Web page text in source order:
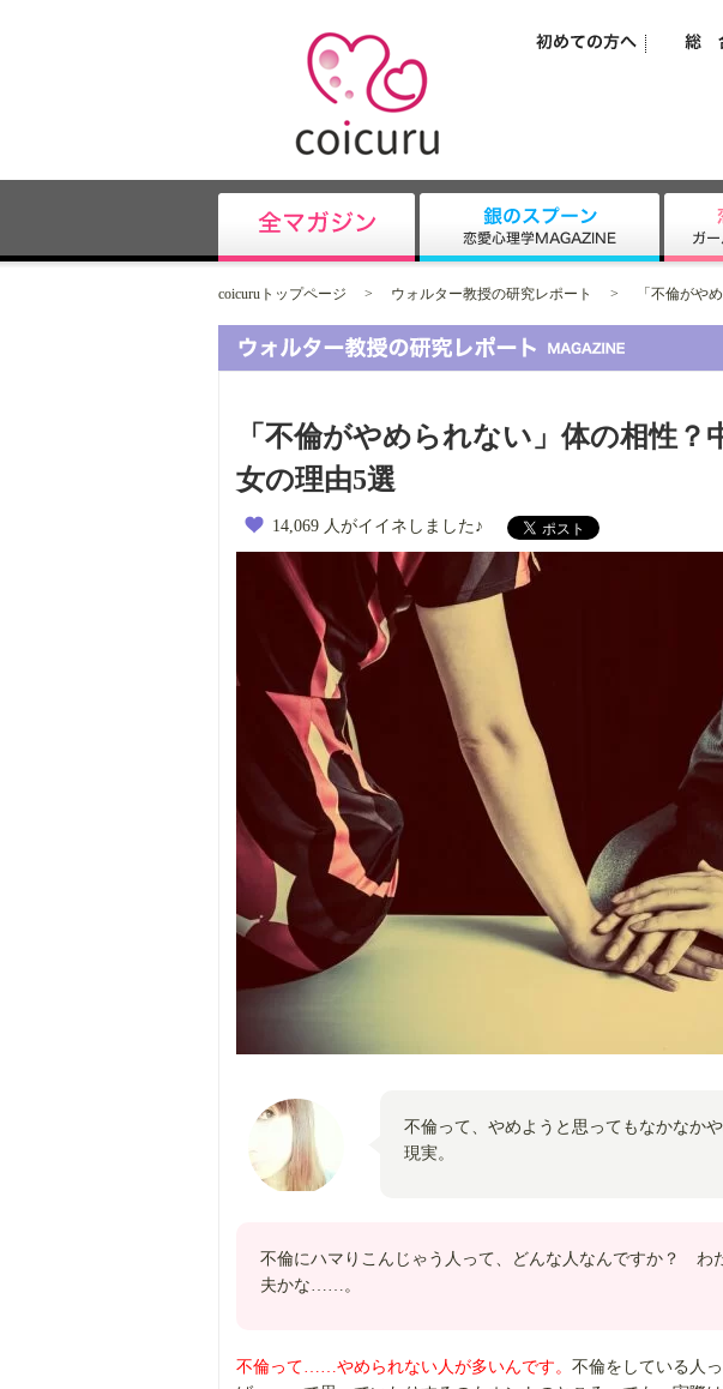
coicuruトップページ > ウォルター教授の研究レポート > 「不倫がや
「不倫がやめられない」体の相性？
女の理由5選
14,069 人がイイネしました♪
不倫って、やめようと思ってもなかなか
現実。
不倫にハマりこんじゃう人って、どんな人なんですか？ わ
夫かな……。
不倫って……やめられない人が多いんです。 不倫をしている人